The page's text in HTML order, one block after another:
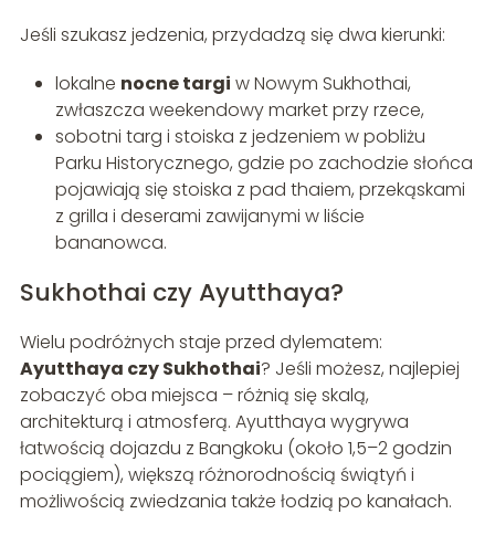
Jeśli szukasz jedzenia, przydadzą się dwa kierunki:
lokalne nocne targi w Nowym Sukhothai,
zwłaszcza weekendowy market przy rzece,
sobotni targ i stoiska z jedzeniem w pobliżu
Parku Historycznego, gdzie po zachodzie słońca
pojawiają się stoiska z pad thaiem, przekąskami
z grilla i deserami zawijanymi w liście
bananowca.
Sukhothai czy Ayutthaya?
Wielu podróżnych staje przed dylematem:
Ayutthaya czy Sukhothai? Jeśli możesz, najlepiej
zobaczyć oba miejsca – różnią się skalą,
architekturą i atmosferą. Ayutthaya wygrywa
łatwością dojazdu z Bangkoku (około 1,5–2 godzin
pociągiem), większą różnorodnością świątyń i
możliwością zwiedzania także łodzią po kanałach.